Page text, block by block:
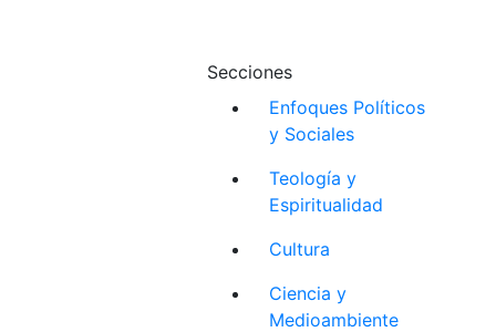
Secciones
Enfoques Políticos
y Sociales
Teología y
Espiritualidad
Cultura
Ciencia y
Medioambiente